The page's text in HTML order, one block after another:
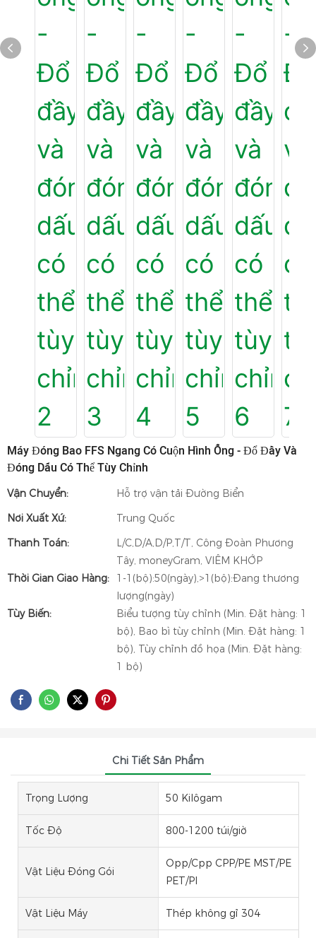
Máy Đóng Bao FFS Ngang Có Cuộn Hình Ống - Đổ Đầy Và
Đóng Dấu Có Thể Tùy Chỉnh
Vận Chuyển:
Hỗ trợ vận tải Đường Biển
Nơi Xuất Xứ:
Trung Quốc
Thanh Toán:
L/C,D/A,D/P,T/T, Công Đoàn Phương
Tây, moneyGram, VIÊM KHỚP
Thời Gian Giao Hàng:
1-1(bộ):50(ngày),>1(bộ):Đang thương
lượng(ngày)
Tùy Biến:
Biểu tượng tùy chỉnh (Min. Đặt hàng: 1
bộ), Bao bì tùy chỉnh (Min. Đặt hàng: 1
bộ), Tùy chỉnh đồ họa (Min. Đặt hàng:
1 bộ)
Chi Tiết Sản Phẩm
Trọng Lượng 50 Kilôgam
Tốc Độ 800-1200 túi/giờ
Vật Liệu Đóng Gói
Opp/Cpp CPP/PE MST/PE
PET/PI
Vật Liệu Máy Thép không gỉ 304